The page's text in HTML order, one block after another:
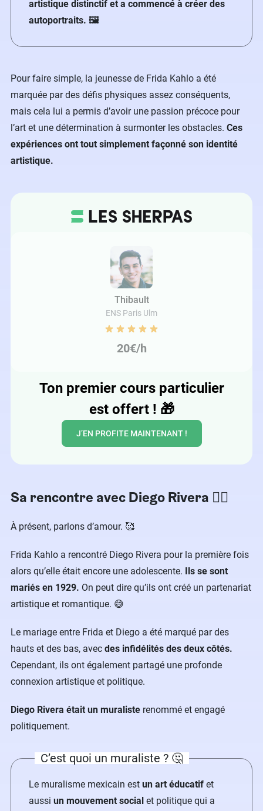
artistique distinctif et a commencé à créer des
autoportraits. 🖼️
Pour faire simple, la jeunesse de Frida Kahlo a été
marquée par des défis physiques assez conséquents,
mais cela lui a permis d’avoir une passion précoce pour
l’art et une détermination à surmonter les obstacles. Ces
expériences ont tout simplement façonné son identité
artistique.
Thibault
ENS Paris Ulm
20€/h
Ton premier cours particulier
est offert ! 🎁
J’EN PROFITE MAINTENANT !
Sa rencontre avec Diego Rivera ❤️‍🔥
À présent, parlons d’amour. 🥰
Frida Kahlo a rencontré Diego Rivera pour la première fois
alors qu’elle était encore une adolescente. Ils se sont
mariés en 1929. On peut dire qu’ils ont créé un partenariat
artistique et romantique. 😅
Le mariage entre Frida et Diego a été marqué par des
hauts et des bas, avec des infidélités des deux côtés.
Cependant, ils ont également partagé une profonde
connexion artistique et politique.
Diego Rivera était un muraliste renommé et engagé
politiquement.
C’est quoi un muraliste ? 🤔
Le muralisme mexicain est un art éducatif et
aussi un mouvement social et politique qui a